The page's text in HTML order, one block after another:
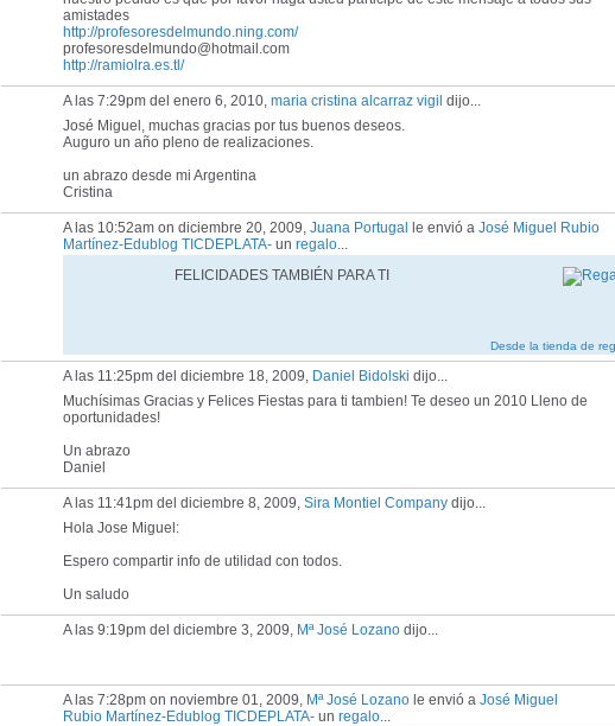
amistades
http://profesoresdelmundo.ning.com/
profesoresdelmundo@hotmail.com
http://ramiolra.es.tl/
A las 7:29pm del enero 6, 2010, maria cristina alcarraz vigil dijo...
José Miguel, muchas gracias por tus buenos deseos.
Auguro un año pleno de realizaciones.
un abrazo desde mi Argentina
Cristina
A las 10:52am on diciembre 20, 2009, Juana Portugal le envió a José Miguel Rubio
Martínez-Edublog TICDEPLATA- un regalo...
FELICIDADES TAMBIÉN PARA TI
Desde la tienda de
A las 11:25pm del diciembre 18, 2009, Daniel Bidolski dijo...
Muchísimas Gracias y Felices Fiestas para ti tambien! Te deseo un 2010 Lleno de
oportunidades!
Un abrazo
Daniel
A las 11:41pm del diciembre 8, 2009, Sira Montiel Company dijo...
Hola Jose Miguel:
Espero compartir info de utilidad con todos.
Un saludo
A las 9:19pm del diciembre 3, 2009, Mª José Lozano dijo...
A las 7:28pm on noviembre 01, 2009, Mª José Lozano le envió a José Miguel
Rubio Martínez-Edublog TICDEPLATA- un regalo...